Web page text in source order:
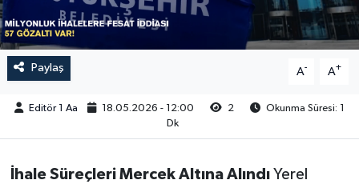
Paylaş A- A+
Editör 1 Aa 18.05.2026 - 12:00 2
Okunma Süresi: 1
Dk
İhale Süreçleri Mercek Altına AlındıYerel
Spor
Türkiye